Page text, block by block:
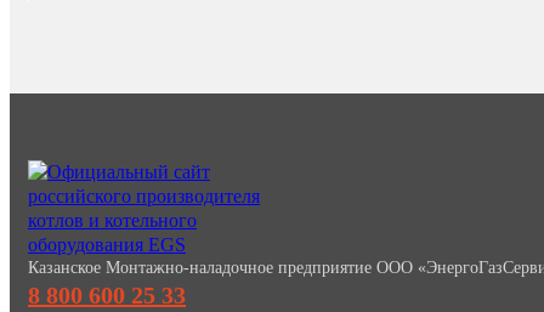
Казанское Монтажно-наладочное предприятие ООО
8 800 600 25 33